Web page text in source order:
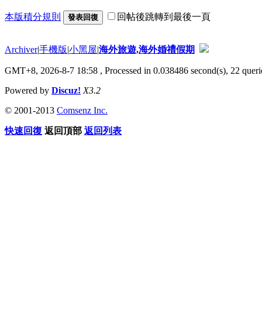
本版積分規則 發表回復 回帖後跳轉到最後一頁
Archiver|手機版|小黑屋|海外旅遊,海外婚禮假期
GMT+8, 2026-8-7 18:58 , Processed in 0.038486 second(s), 22
Powered by Discuz! X3.2
© 2001-2013 Comsenz Inc.
快速回復 返回頂部 返回列表